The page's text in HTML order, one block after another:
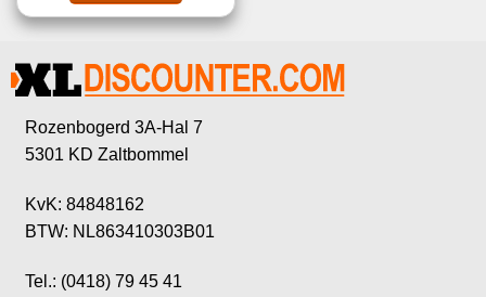
Rozenbogerd 3A-Hal 7
5301 KD Zaltbommel
KvK: 84848162
BTW: NL863410303B01
Tel.: (0418) 79 45 41